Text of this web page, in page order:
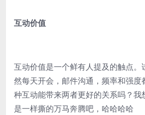
互动价值
互动价值是一个鲜有人提及的触点。
然每天开会，邮件沟通，频率和强度
种互动能带来两者更好的关系吗？我
是一样撕的万马奔腾吧，哈哈哈哈